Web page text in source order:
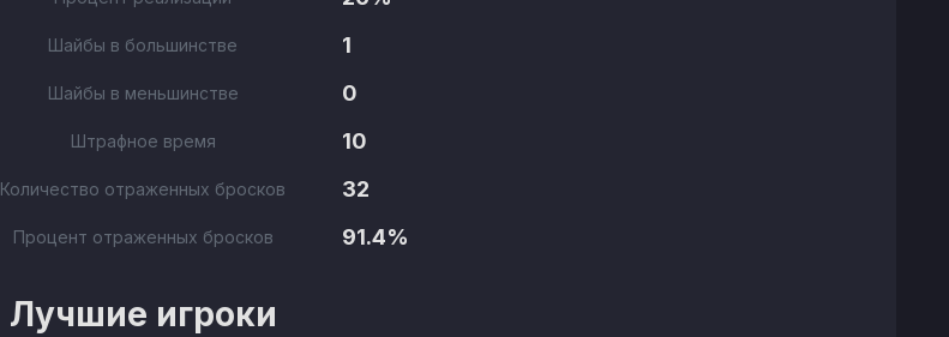
Шайбы в большинстве
1
Шайбы в меньшинстве
0
Штрафное время
10
Количество отраженных бросков
32
Процент отраженных бросков 91.4%
Лучшие игроки